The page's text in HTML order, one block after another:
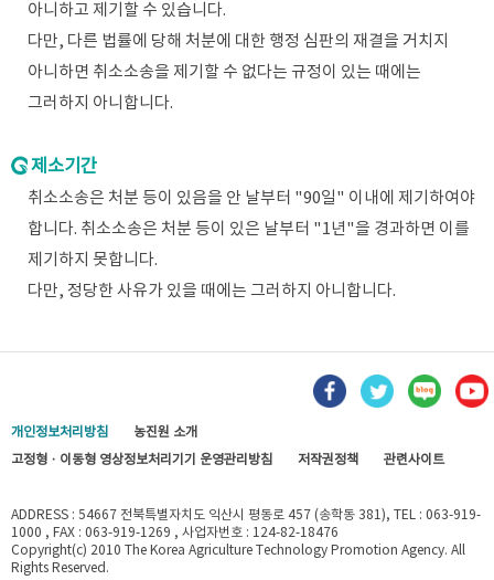
아니하고 제기할 수 있습니다.
다만, 다른 법률에 당해 처분에 대한 행정 심판의 재결을 거치지
아니하면 취소소송을 제기할 수 없다는 규정이 있는 때에는
그러하지 아니합니다.
제소기간
취소소송은 처분 등이 있음을 안 날부터 "90일" 이내에 제기하여야
합니다. 취소소송은 처분 등이 있은 날부터 "1년"을 경과하면 이를
제기하지 못합니다.
다만, 정당한 사유가 있을 때에는 그러하지 아니합니다.
개인정보처리방침
농진원 소개
고정형 · 이동형 영상정보처리기기 운영관리방침
저작권정책 관련사이트
ADDRESS : 54667 전북특별자치도 익산시 평동로 457 (송학동 381), TEL : 063-919-
1000 , FAX : 063-919-1269 , 사업자번호 : 124-82-18476
Copyright(c) 2010 The Korea Agriculture Technology Promotion Agency. All
Rights Reserved.